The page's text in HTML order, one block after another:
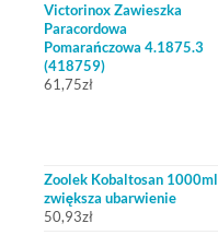
Victorinox Zawieszka
Paracordowa
Pomarańczowa 4.1875.3
(418759)
61,75zł
Zoolek Kobaltosan 1000ml
zwiększa ubarwienie
50,93zł